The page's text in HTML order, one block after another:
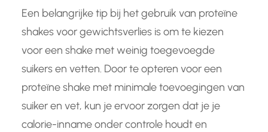
Een belangrijke tip bij het gebruik van proteïne
shakes voor gewichtsverlies is om te kiezen
voor een shake met weinig toegevoegde
suikers en vetten. Door te opteren voor een
proteïne shake met minimale toevoegingen van
suiker en vet, kun je ervoor zorgen dat je je
calorie-inname onder controle houdt en